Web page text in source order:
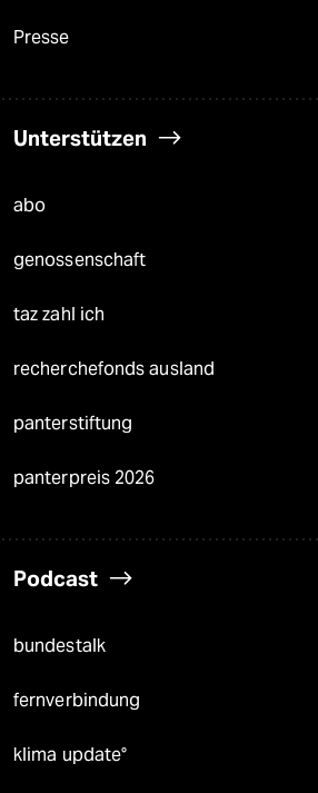
Presse
Unterstützen
abo
genossenschaft
taz zahl ich
recherchefonds ausland
panterstiftung
panterpreis 2026
Podcast
bundestalk
fernverbindung
klima update°